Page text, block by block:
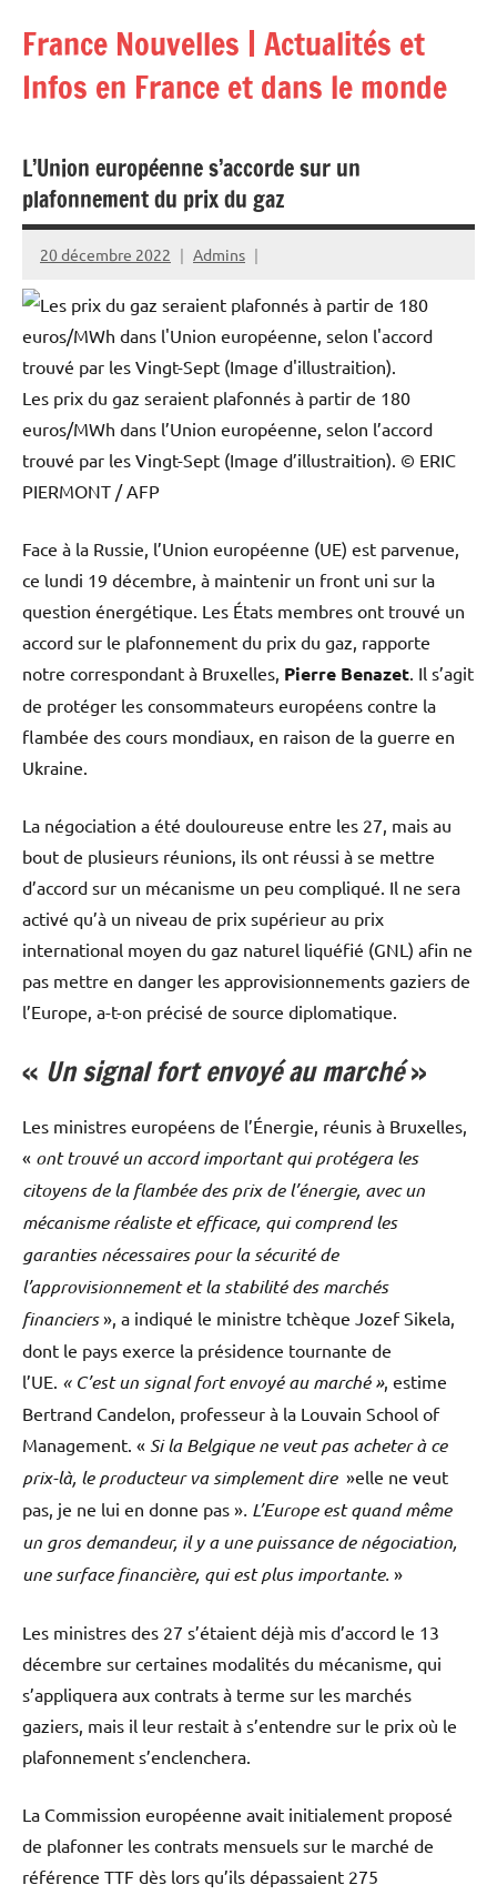
contenu
France Nouvelles | Actualités et
Infos en France et dans le monde
L’Union européenne s’accorde sur un
plafonnement du prix du gaz
20 décembre 2022 Admins
Les prix du gaz seraient plafonnés à partir de 180
euros/MWh dans l’Union européenne, selon l’accord
trouvé par les Vingt-Sept (Image d’illustraition). © ERIC
PIERMONT / AFP
Face à la Russie, l’Union européenne (UE) est parvenue,
ce lundi 19 décembre, à maintenir un front uni sur la
question énergétique. Les États membres ont trouvé un
accord sur le plafonnement du prix du gaz, rapporte
notre correspondant à Bruxelles, Pierre Benazet. Il s’agit
de protéger les consommateurs européens contre la
flambée des cours mondiaux, en raison de la guerre en
Ukraine.
La négociation a été douloureuse entre les 27, mais au
bout de plusieurs réunions, ils ont réussi à se mettre
d’accord sur un mécanisme un peu compliqué. Il ne sera
activé qu’à un niveau de prix supérieur au prix
international moyen du gaz naturel liquéfié (GNL) afin ne
pas mettre en danger les approvisionnements gaziers de
l’Europe, a-t-on précisé de source diplomatique.
« Un signal fort envoyé au marché»
Les ministres européens de l’Énergie, réunis à Bruxelles,
« ont trouvé un accord important qui protégera les
citoyens de la flambée des prix de l’énergie, avec un
mécanisme réaliste et efficace, qui comprend les
garanties nécessaires pour la sécurité de
l’approvisionnement et la stabilité des marchés
financiers», a indiqué le ministre tchèque Jozef Sikela,
dont le pays exerce la présidence tournante de
l’UE. « C’est un signal fort envoyé au marché », estime
Bertrand Candelon, professeur à la Louvain School of
Management. « Si la Belgique ne veut pas acheter à ce
prix-là, le producteur va simplement dire »elle ne veut
pas, je ne lui en donne pas ». L’Europe est quand même
un gros demandeur, il y a une puissance de négociation,
une surface financière, qui est plus importante. »
Les ministres des 27 s’étaient déjà mis d’accord le 13
décembre sur certaines modalités du mécanisme, qui
s’appliquera aux contrats à terme sur les marchés
gaziers, mais il leur restait à s’entendre sur le prix où le
plafonnement s’enclenchera.
La Commission européenne avait initialement proposé
de plafonner les contrats mensuels sur le marché de
référence TTF dès lors qu’ils dépassaient 275